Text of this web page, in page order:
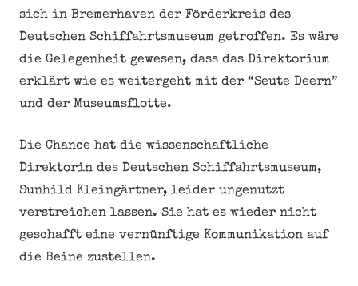
sich in Bremerhaven der Förderkreis des
Deutschen Schiffahrtsmuseum getroffen. Es wäre
die Gelegenheit gewesen, dass das Direktorium
erklärt wie es weitergeht mit der “Seute Deern”
und der Museumsflotte.
Die Chance hat die wissenschaftliche
Direktorin des Deutschen Schiffahrtsmuseum,
Sunhild Kleingärtner, leider ungenutzt
verstreichen lassen. Sie hat es wieder nicht
geschafft eine vernünftige Kommunikation auf
die Beine zustellen.